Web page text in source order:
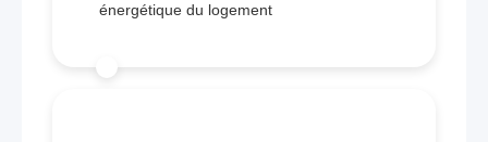
énergétique du logement